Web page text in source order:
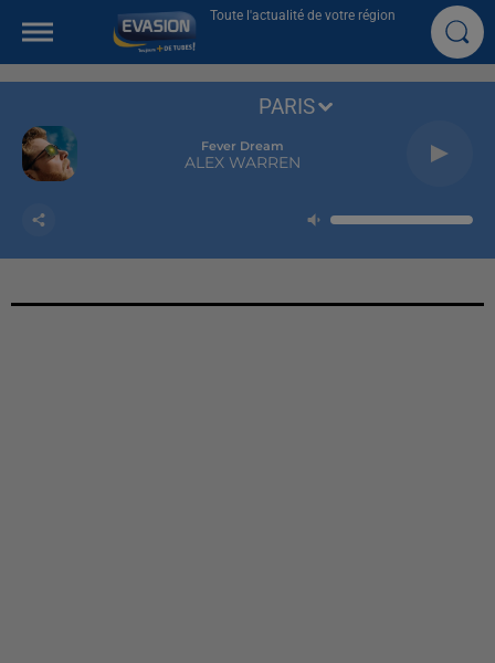
Toute l'actualité de votre région
Fever Dream
ALEX WARREN
PARIS